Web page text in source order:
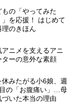
もの「やってみた
」を応援！ はじめて
理のきほん
アニメを支えるアニ
ターの意外な素顔
休みたがる小6娘、週
の「お腹痛い」…母
づいた本当の理由